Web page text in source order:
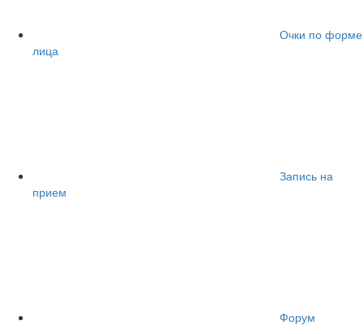
Очки по форме
лица
Запись на
прием
Форум